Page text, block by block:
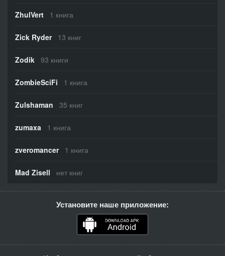
ZhulVert 1 книга
Zick Ryder 13 книг
Zodik 93 книги
ZombieSciFi 1 книга
Zulshaman 35 книг
zumaxa 1 книга
zveromancer 1 книга
Mad Zisell нет книг
Установите наше приложение: